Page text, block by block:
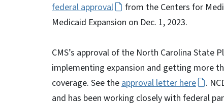
federal approval
from the Centers for
Medicaid Expansion on Dec. 1, 2023.
CMS’s approval of the North Carolina State
implementing expansion and getting more
coverage. See theapproval letter here
.
and has been working closely with federal